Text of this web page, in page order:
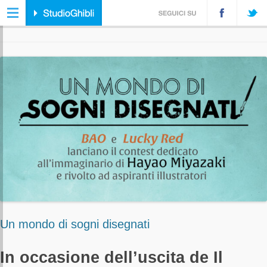
Un mondo di sogni disegnati
In occasione dell’uscita de Il